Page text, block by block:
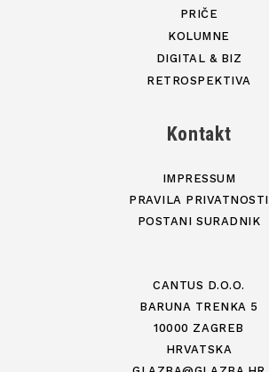
PRIČE
KOLUMNE
DIGITAL & BIZ
RETROSPEKTIVA
Kontakt
IMPRESSUM
PRAVILA PRIVATNOSTI
POSTANI SURADNIK
CANTUS D.O.O.
BARUNA TRENKA 5
10000 ZAGREB
HRVATSKA